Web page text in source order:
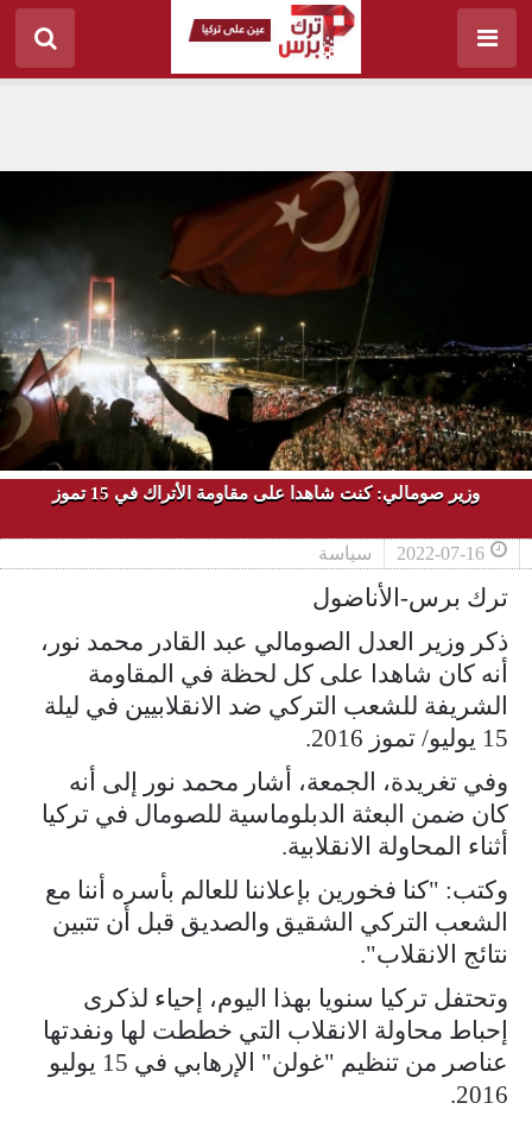
وزير صومالي: كنت شاهدا على مقاومة الأتراك في 15 تموز
2022-07-16 سياسة
ترك برس-الأناضول
ذكر وزير العدل الصومالي عبد القادر محمد نور،
أنه كان شاهدا على كل لحظة في المقاومة
الشريفة للشعب التركي ضد الانقلابيين في ليلة
15 يوليو/ تموز 2016.
وفي تغريدة، الجمعة، أشار محمد نور إلى أنه
كان ضمن البعثة الدبلوماسية للصومال في تركيا
أثناء المحاولة الانقلابية.
وكتب: "كنا فخورين بإعلاننا للعالم بأسره أننا مع
الشعب التركي الشقيق والصديق قبل أن تتبين
نتائج الانقلاب".
وتحتفل تركيا سنويا بهذا اليوم، إحياء لذكرى
إحباط محاولة الانقلاب التي خططت لها ونفدتها
عناصر من تنظيم "غولن" الإرهابي في 15 يوليو
2016.